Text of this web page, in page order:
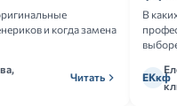
и когда замена
Читать
В
ЕКкф